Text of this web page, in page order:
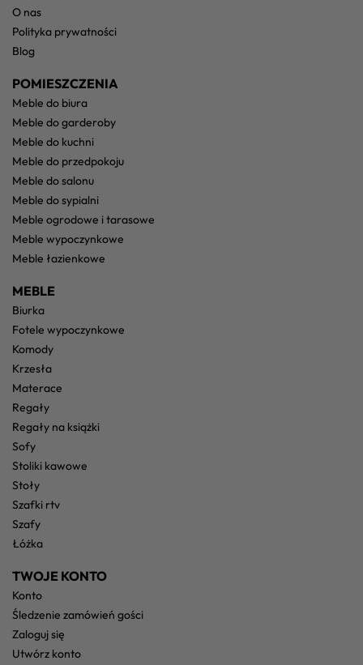
o nas
polityka prywatności
blog
POMIESZCZENIA
meble do biura
meble do garderoby
meble do kuchni
meble do przedpokoju
meble do salonu
meble do sypialni
meble ogrodowe i tarasowe
meble wypoczynkowe
meble łazienkowe
MEBLE
biurka
fotele wypoczynkowe
komody
krzesła
materace
regały
regały na książki
sofy
stoliki kawowe
stoły
szafki rtv
szafy
łóżka
TWOJE KONTO
konto
śledzenie zamówień gości
zaloguj się
utwórz konto